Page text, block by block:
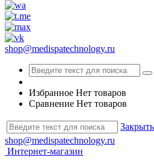
shop@medispatechnology.ru
Избранное Нет товаров
Сравнение Нет товаров
shop@medispatechnology.ru
Интернет-магазин